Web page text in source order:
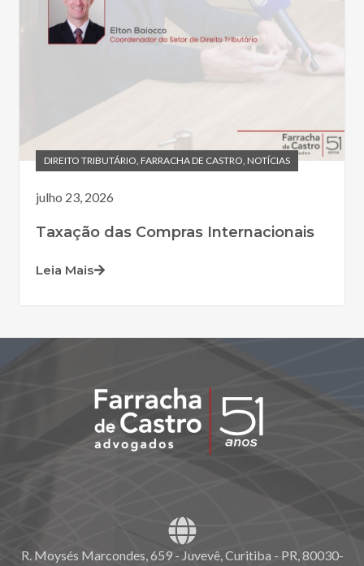
DIREITO TRIBUTÁRIO, FARRACHA DE CASTRO, NOTÍCIAS
julho 23, 2026
Taxação das Compras Internacionais
Leia Mais
R. Moysés Marcondes, 659 - Juvevê, Curitiba - PR, 80030-